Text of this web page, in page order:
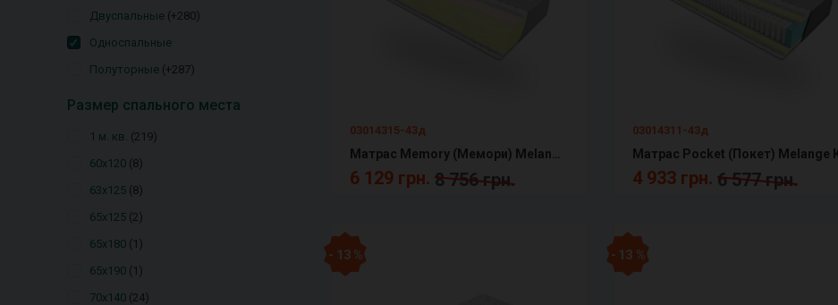
Двуспальные +280
Односпальные
Полуторные +287
Размер спального места
1 м. кв. 219
60х120 8
63х125 8
65х125 2
65х180 1
65х190 1
70х140 24
03014315-43д
6 129 грн. 8 756 грн.
03014311-43д
4 933 грн. 6 577 грн.
- 13 % - 13 %